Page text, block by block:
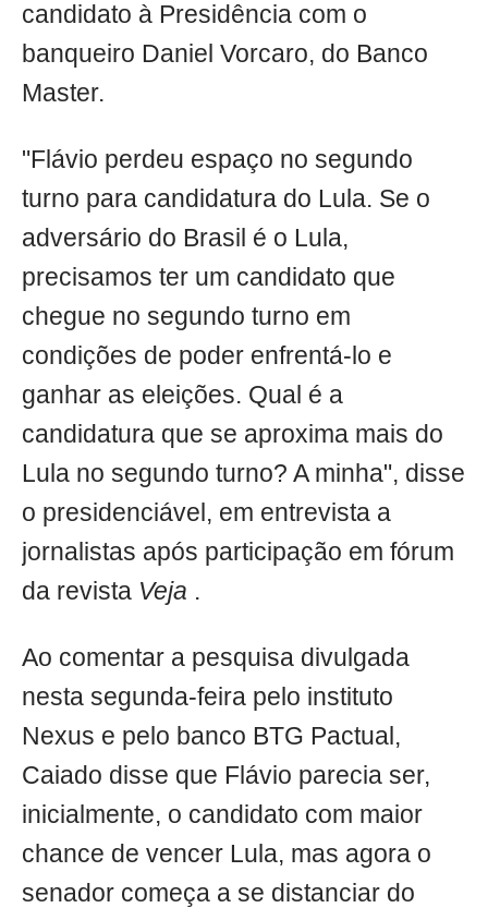
candidato à Presidência com o
banqueiro Daniel Vorcaro, do Banco
Master.
"Flávio perdeu espaço no segundo
turno para candidatura do Lula. Se o
adversário do Brasil é o Lula,
precisamos ter um candidato que
chegue no segundo turno em
condições de poder enfrentá-lo e
ganhar as eleições. Qual é a
candidatura que se aproxima mais do
Lula no segundo turno? A minha", disse
o presidenciável, em entrevista a
jornalistas após participação em fórum
da revista Veja .
Ao comentar a pesquisa divulgada
nesta segunda-feira pelo instituto
Nexus e pelo banco BTG Pactual,
Caiado disse que Flávio parecia ser,
inicialmente, o candidato com maior
chance de vencer Lula, mas agora o
senador começa a se distanciar do